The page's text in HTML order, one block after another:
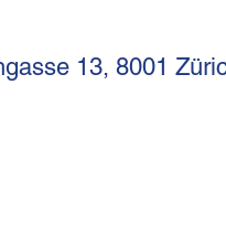
13, 8001